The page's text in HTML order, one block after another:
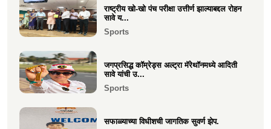
रत...
Achievements
Politics
Education
राष्ट्रीय खो-खो पंच परीक्षा उत्तीर्ण झाल्याबद्दल रोहन
सावे य...
Sports
जगप्रसिद्ध कॉम्रेड्स अल्ट्रा मॅरेथॉनमध्ये आदिती
सावे यांची उ...
Sports
सफाळ्याच्या विधीशची जागतिक सुवर्ण झेप.